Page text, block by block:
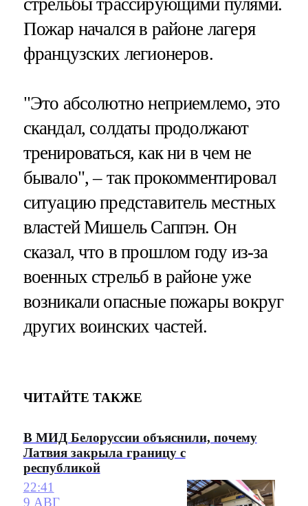
стрельбы трассирующими пулями.
Пожар начался в районе лагеря
французских легионеров.
"Это абсолютно неприемлемо, это
скандал, солдаты продолжают
тренироваться, как ни в чем не
бывало", – так прокомментировал
ситуацию представитель местных
властей Мишель Саппэн. Он
сказал, что в прошлом году из-за
военных стрельб в районе уже
возникали опасные пожары вокруг
других воинских частей.
ЧИТАЙТЕ ТАКЖЕ
В МИД Белоруссии объяснили, почему
Латвия закрыла границу с
республикой
22:41
9 АВГ